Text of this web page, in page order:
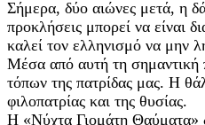
Σήμερα, δύο αιώνες μετά, η
προκλήσεις μπορεί να είναι
καλεί τον ελληνισμό να μην
Μέσα από αυτή τη σημαντική
τόπων της πατρίδας μας. Η
φιλοπατρίας και της θυσίας.
Η «Νύχτα Γιομάτη Θαύματα»